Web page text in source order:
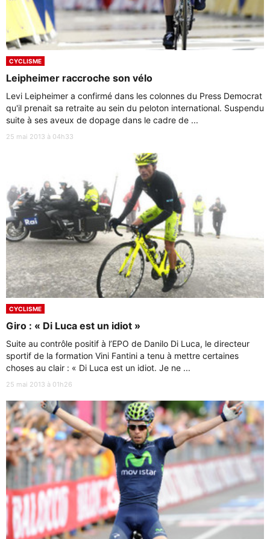
CYCLISME
Leipheimer raccroche son vélo
Levi Leipheimer a confirmé dans les colonnes du Press Democrat
qu'il prenait sa retraite au sein du peloton international. Suspendu
suite à ses aveux de dopage dans le cadre de ...
25 mai 2013 à 04h33
CYCLISME
Giro : « Di Luca est un idiot »
Suite au contrôle positif à l’EPO de Danilo Di Luca, le directeur
sportif de la formation Vini Fantini a tenu à mettre certaines
choses au clair : « Di Luca est un idiot. Je ne ...
25 mai 2013 à 01h26